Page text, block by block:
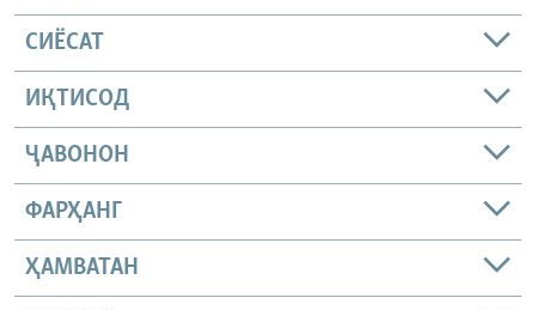
СИЁСАТ
ИҚТИСОД
ҶАВОНОН
ФАРҲАНГ
ҲАМВАТАН